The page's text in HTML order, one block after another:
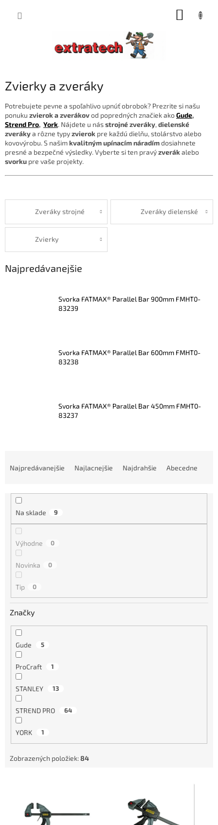
Zvierky a zveráky
Potrebujete pevne a spoľahlivo upnúť obrobok? Prezrite si našu
ponuku zvierok a zverákovod popredných značiek akoGude,
Strend Pro, York. Nájdete u násstrojné zveráky, dielenské
zverákya rôzne typyzvierok pre každú dielňu, stolárstvo alebo
kovovýrobu. S našimkvalitným upínacím náradímdosiahnete
presné a bezpečné výsledky. Vyberte si ten pravýzverákalebo
svorku pre vaše projekty.
Zveráky strojné Zveráky dielenské
Zvierky
Najpredávanejšie
Svorka FATMAX® Parallel Bar 900mm FMHT0-
83239
Svorka FATMAX® Parallel Bar 600mm FMHT0-
83238
Svorka FATMAX® Parallel Bar 450mm FMHT0-
83237
Najpredávanejšie Najlacnejšie Najdrahšie Abecedne
Na sklade 9
Výhodne 0
Novinka 0
Tip 0
Značky
Gude 5
ProCraft 1
STANLEY 13
STREND PRO 64
YORK 1
Zobrazených položiek:84